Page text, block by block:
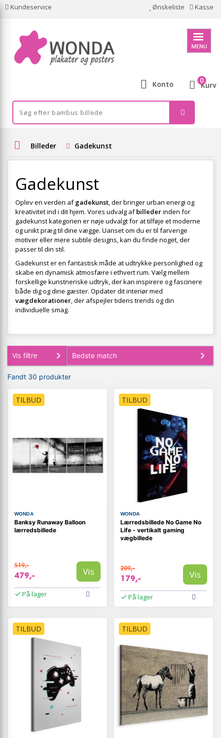
Kundeservice Ønskeliste Kasse
MENU
Konto Kurv
0
Billeder Gadekunst
Gadekunst
Oplev en verden afgadekunst, der bringer urban energi og
kreativitet ind i dit hjem. Vores udvalg afbillederinden for
gadekunst kategorien er nøje udvalgt for at tilføje et moderne
og unikt præg til dine vægge. Uanset om du er til farverige
motiver eller mere subtile designs, kan du finde noget, der
passer til din stil.
Gadekunst er en fantastisk måde at udtrykke personlighed og
skabe en dynamisk atmosfære i ethvert rum. Vælg mellem
forskellige kunstneriske udtryk, der kan inspirere og fascinere
både dig og dine gæster. Opdater dit interiør med
vægdekorationer, der afspejler tidens trends og din
individuelle smag.
Vis filtre
Fandt 30 produkter
TILBUD
WONDA
Banksy Runaway Balloon
lærredsbillede
519,-
479,- Vis
På lager
TILBUD
WONDA
Lærredsbillede No Game No
Life - vertikalt gaming
vægbillede
209,-
179,- Vis
På lager
TILBUD TILBUD